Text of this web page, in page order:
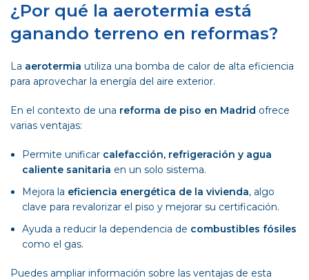
¿Por qué la aerotermia está
ganando terreno en reformas?
La aerotermia utiliza una bomba de calor de alta eficiencia
para aprovechar la energía del aire exterior.
En el contexto de una reforma de piso en Madrid ofrece
varias ventajas:
Permite unificar calefacción, refrigeración y agua
caliente sanitaria en un solo sistema.
Mejora la eficiencia energética de la vivienda, algo
clave para revalorizar el piso y mejorar su certificación.
Ayuda a reducir la dependencia de combustibles fósiles
como el gas.
Puedes ampliar información sobre las ventajas de esta